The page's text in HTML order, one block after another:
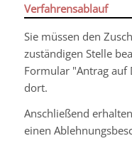
Verfahrensablauf
Sie müssen den
zuständigen Stelle
Formular "Antrag auf
dort.
Anschließend
einen